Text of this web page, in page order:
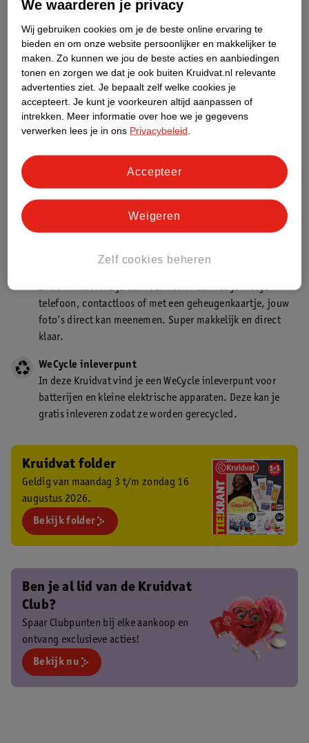
Stel je gezondheidsvraag
Ook in deze winkel
Kruidvat.nl ophaalpunt
Laat je bestelling snel en gemakkelijk bezorgen in de
Kruidvat is een gecertificeerd drogist. Dit betekent dat je
In de winkel vind je een fotokiosk waarmee je met je
telefoon, contactloos of met een geheugenkaartje, jouw
foto’s direct kan meenemen. Super makkelijk en direct
klaar.
WeCycle inleverpunt
In deze Kruidvat vind je een WeCycle inleverpunt voor
batterijen en kleine elektrische apparaten. Deze kan je
gratis inleveren zodat ze worden gerecycled.
Kruidvat folder
Geldig van maandag 3 t/m zondag 16
augustus 2026.
Bekijk folder
Ben je al lid van de Kruidvat
Club?
Spaar Clubpunten bij elke aankoop en
ontvang exclusieve acties!
Bekijk nu
We waarderen je privacy
Wij gebruiken cookies om je de beste online ervaring te
bieden en om onze website persoonlijker en makkelijker te
maken. Zo kunnen we jou de beste acties en aanbiedingen
tonen en zorgen we dat je ook buiten Kruidvat.nl relevante
advertenties ziet. Je bepaalt zelf welke cookies je
accepteert. Je kunt je voorkeuren altijd aanpassen of
intrekken.
Meer informatie over hoe we je gegevens
verwerken lees je in ons Privacybeleid
Zelf cookies beheren
Weigeren
Accepteer